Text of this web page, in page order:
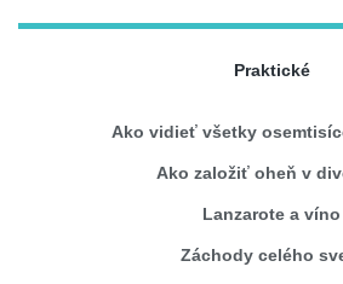
Praktické
Ako vidieť všetky
Ako založiť oheň v
Lanzarote a víno
Záchody celého